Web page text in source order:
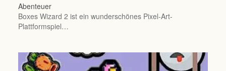
Abenteuer
Boxes Wizard 2 ist ein wunderschönes Pixel-Art-
Plattformspiel…